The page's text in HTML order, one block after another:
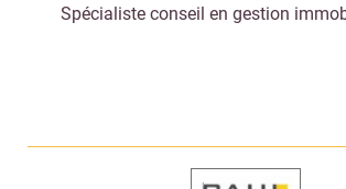
Spécialiste conseil en gestion